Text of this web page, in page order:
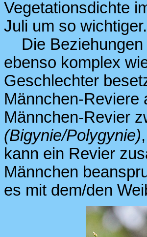
Vegetationsdichte
Juli um so wichtiger.
Die Beziehungen
ebenso komplex
Geschlechter
Männchen-Reviere
Männchen-Revier
(Bigynie/Polygynie)
kann ein Revier
Männchen
es mit dem/den